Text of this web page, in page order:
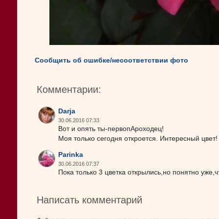
Сообщить об ошибке/несоответствии фото
Комментарии:
Darja
30.06.2016 07:33
Вот и опять ты-первопАроходец!
Моя только сегодня откроется. Интересный цвет!
Parinka
30.06.2016 07:37
Пока только 3 цветка открылись,но понятно
Написать комментарий